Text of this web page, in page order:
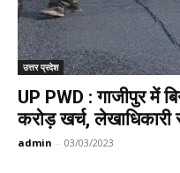
उत्तर प्रदेश
UP PWD : गाजीपुर में
करोड़ खर्च,
admin - 03/03/2023